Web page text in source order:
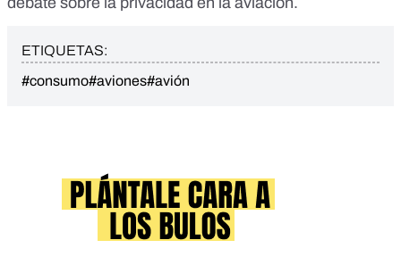
ETIQUETAS:
#consumo#aviones#avión